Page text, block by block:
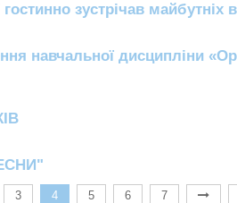
зустрічав майбутніх
навчальної дисципліни
3 4 5 6 7